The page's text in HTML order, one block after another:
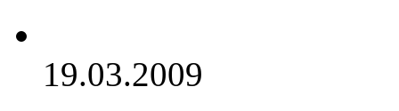
19.03.2009